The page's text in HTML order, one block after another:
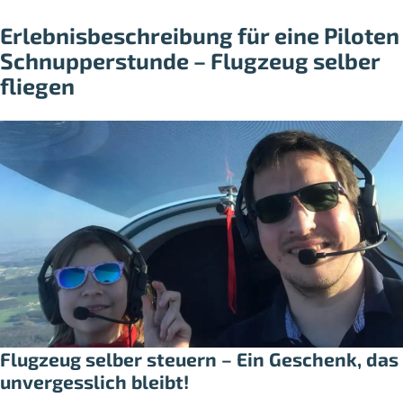
Erlebnisbeschreibung für eine Piloten
Schnupperstunde – Flugzeug selber
fliegen
Flugzeug selber steuern – Ein Geschenk, das
unvergesslich bleibt!